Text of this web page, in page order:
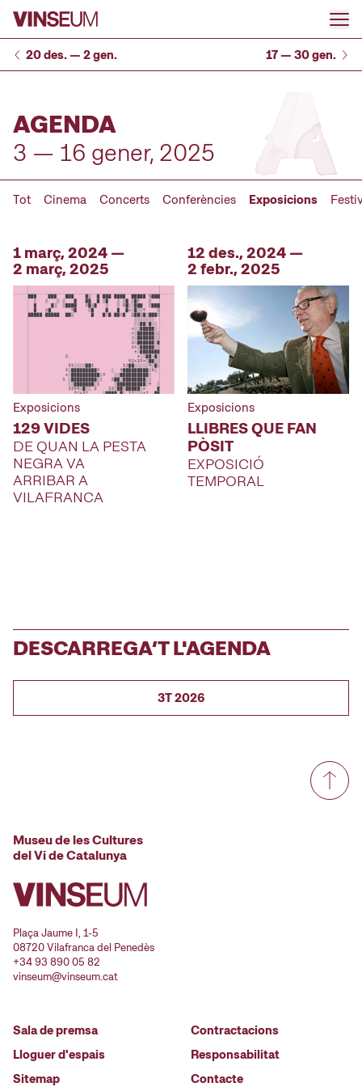
Anar al contingut
20 des. — 2 gen. 17 — 30 gen.
AGENDA
3 — 16 gener, 2025
Tot Cinema Concerts Conferències Exposicions
1 març, 2024 —
2 març, 2025
Exposicions
129 VIDES
DE QUAN LA PESTA
NEGRA VA
ARRIBAR A
VILAFRANCA
12 des., 2024 —
2 febr., 2025
Exposicions
LLIBRES QUE FAN
PÒSIT
EXPOSICIÓ
TEMPORAL
DESCARREGA’T L'AGENDA
3T 2026
Museu de les Cultures
del Vi de Catalunya
Plaça Jaume I, 1-5
08720 Vilafranca del Penedès
+34 93 890 05 82
vinseum@vinseum.cat
Sala de premsa
Lloguer d'espais
Sitemap
Contractacions
Responsabilitat
Contacte